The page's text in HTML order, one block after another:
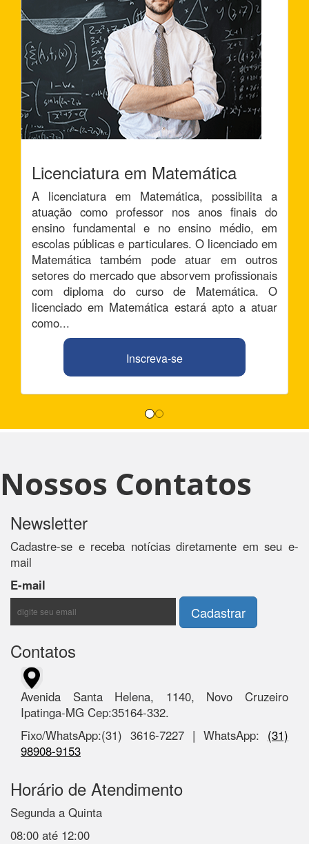
Licenciatura em Matemática
A licenciatura em Matemática, possibilita a
atuação como professor nos anos finais do
ensino fundamental e no ensino médio, em
escolas públicas e particulares. O licenciado em
Matemática também pode atuar em outros
setores do mercado que absorvem profissionais
com diploma do curso de Matemática. O
licenciado em Matemática estará apto a atuar
como...
Inscreva-se
Nossos Contatos
Newsletter
Cadastre-se e receba notícias diretamente em seu e-
mail
E-mail
Contatos
Avenida Santa Helena, 1140, Novo Cruzeiro
Ipatinga-MG Cep:35164-332.
Fixo/WhatsApp:(31) 3616-7227 | WhatsApp: (31)
98908-9153
Horário de Atendimento
Segunda a Quinta
08:00 até 12:00